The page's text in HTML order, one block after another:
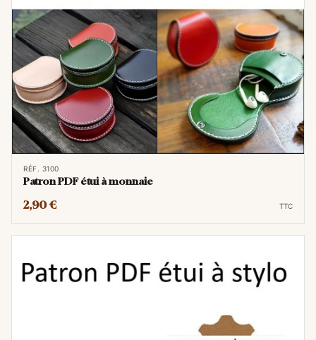
votre imprimante de bureau ou vos courriers
: c'est le format A4.
Le format A4 : Le standard
classique
Dimensions : 21 x 29,7 cm
C'est la taille "normale". C’est le format
idéal pour les documents que l'on tient en
pour des petits cadres photos. Presque
utilisent ce format par défaut.
Dimensions : 29,7 x 42 cm
que le A4. Pour vous donner
RÉF. 3100
Patron PDF étui à monnaie
2,90 € TTC